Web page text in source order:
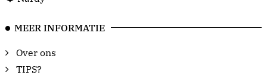
MEER INFORMATIE
Over ons
TIPS?